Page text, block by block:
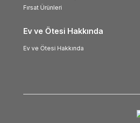
Fırsat Ürünleri
Ev ve Ötesi Hakkında
Ev ve Ötesi Hakkında